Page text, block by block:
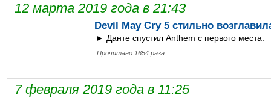
12 марта 2019 года в 21:43
Devil May Cry 5 стильно
► Данте спустил Anthem с первого места.
Прочитано 1654 раза
7 февраля 2019 года в 11:25